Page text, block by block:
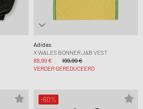
Adidas
X WALES BONNER JAB VEST
89,99 €
199,99 €
VERDER GEREDUCEERD
-60%